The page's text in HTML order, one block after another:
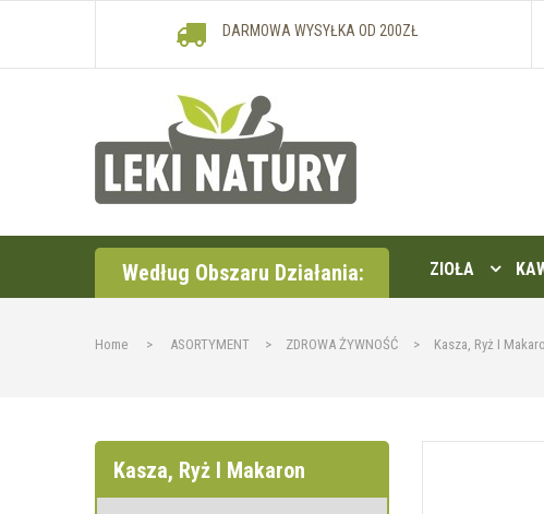
DARMOWA WYSYŁKA OD 200ZŁ
Według Obszaru Działania: ZIOŁA
Home > ASORTYMENT > ZDROWA ŻYWNOŚĆ > Kasza, Ryż I
Kasza, Ryż I Makaron